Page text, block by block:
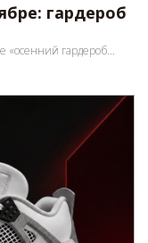
гардероб
«осенний гардероб...